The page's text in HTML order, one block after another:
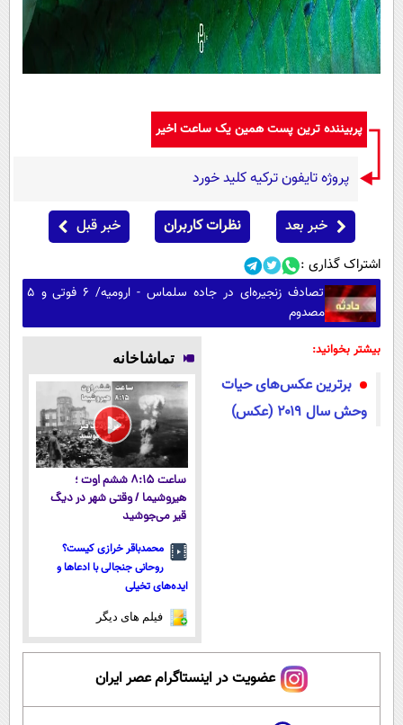
پربیننده ترین پست همین یک ساعت اخیر
پروژه تایفون ترکیه کلید خورد
خبر بعد نظرات کاربران خبر قبل
اشتراک گذاری :
تصادف زنجیره‌ای در جاده سلماس - ارومیه/ ۶ فوتی و ۵
مصدوم
بیشتر بخوانید:
برترین عکس‌های حیات
وحش سال ۲۰۱۹ (عکس)
تماشاخانه
ساعت ۸:۱۵ ششم اوت ؛
هیروشیما / وقتی شهر در دیگ
قیر می‌جوشید
محمدباقر خرازی کیست؟
روحانی جنجالی با ادعاها و
ایده‌های تخیلی
فیلم های دیگر
عضویت در اینستاگرام عصر ایران